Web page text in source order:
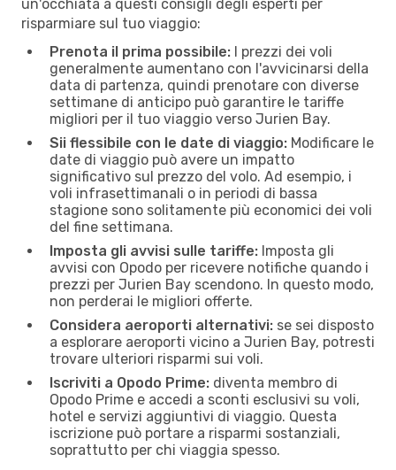
un'occhiata a questi consigli degli esperti per
risparmiare sul tuo viaggio:
Prenota il prima possibile: I prezzi dei voli
generalmente aumentano con l'avvicinarsi della
data di partenza, quindi prenotare con diverse
settimane di anticipo può garantire le tariffe
migliori per il tuo viaggio verso Jurien Bay.
Sii flessibile con le date di viaggio: Modificare le
date di viaggio può avere un impatto
significativo sul prezzo del volo. Ad esempio, i
voli infrasettimanali o in periodi di bassa
stagione sono solitamente più economici dei voli
del fine settimana.
Imposta gli avvisi sulle tariffe: Imposta gli
avvisi con Opodo per ricevere notifiche quando i
prezzi per Jurien Bay scendono. In questo modo,
non perderai le migliori offerte.
Considera aeroporti alternativi: se sei disposto
a esplorare aeroporti vicino a Jurien Bay, potresti
trovare ulteriori risparmi sui voli.
Iscriviti a Opodo Prime: diventa membro di
Opodo Prime e accedi a sconti esclusivi su voli,
hotel e servizi aggiuntivi di viaggio. Questa
iscrizione può portare a risparmi sostanziali,
soprattutto per chi viaggia spesso.